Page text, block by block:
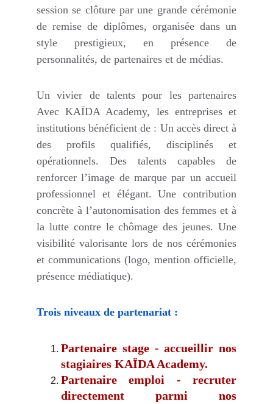
session se clôture par une grande cérémonie
de remise de diplômes, organisée dans un
style prestigieux, en présence de
personnalités, de partenaires et de médias.
Un vivier de talents pour les partenaires
Avec KAÏDA Academy, les entreprises et
institutions bénéficient de : Un accès direct à
des profils qualifiés, disciplinés et
opérationnels. Des talents capables de
renforcer l’image de marque par un accueil
professionnel et élégant. Une contribution
concrète à l’autonomisation des femmes et à
la lutte contre le chômage des jeunes. Une
visibilité valorisante lors de nos cérémonies
et communications (logo, mention officielle,
présence médiatique).
Trois niveaux de partenariat :
Partenaire stage - accueillir nos
stagiaires KAÏDA Academy.
Partenaire emploi - recruter
directement parmi nos